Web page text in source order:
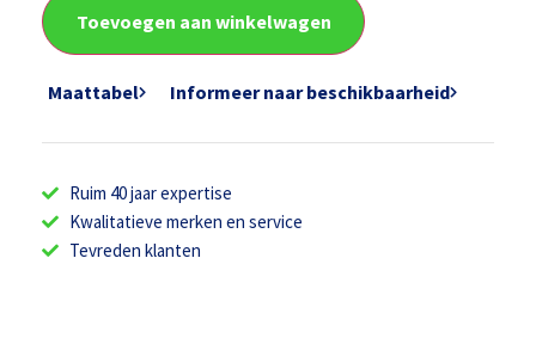
Toevoegen aan winkelwagen
Maattabel Informeer naar beschikbaarheid
Ruim 40 jaar expertise
Kwalitatieve merken en service
Tevreden klanten